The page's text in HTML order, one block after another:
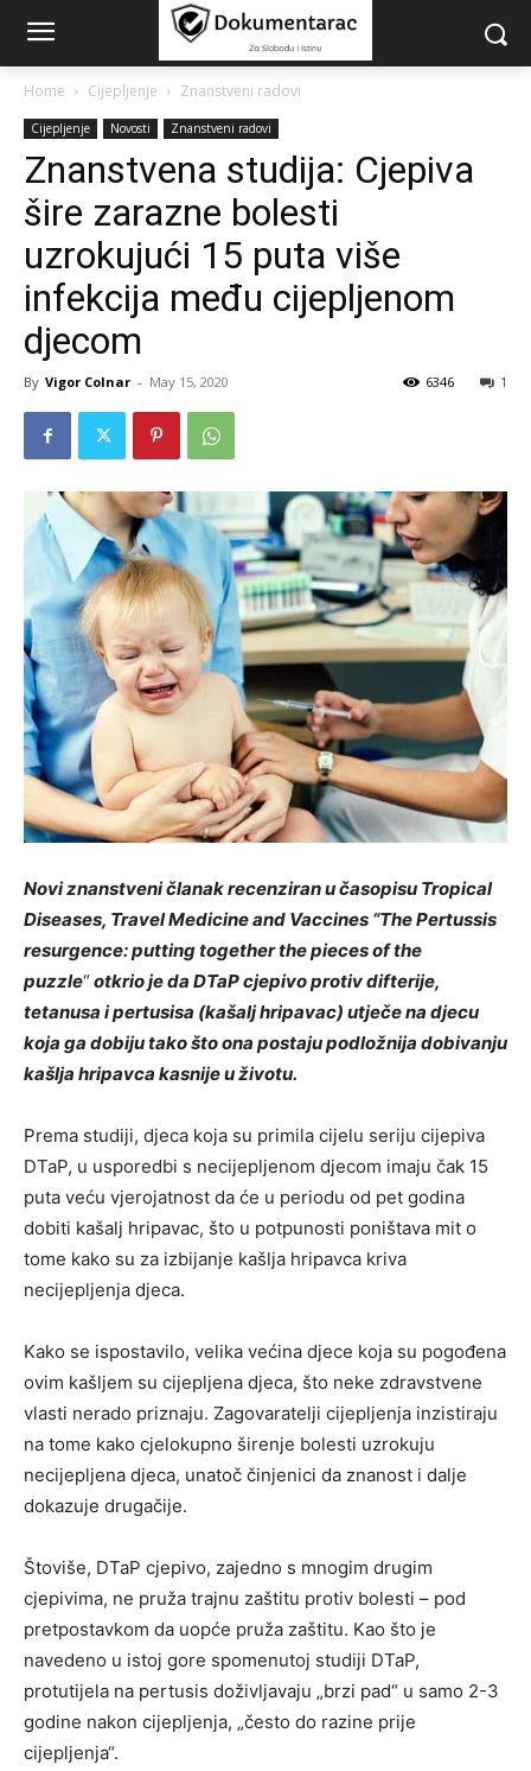
Home Cijepljenje Znanstveni radovi
Cijepljenje Novosti Znanstveni radovi
Znanstvena studija: Cjepiva
šire zarazne bolesti
uzrokujući 15 puta više
infekcija među cijepljenom
djecom
By Vigor Colnar - May 15, 2020 1
6346
Novi znanstveni članak recenziran u časopisu Tropical
Diseases, Travel Medicine and Vaccines “The Pertussis
resurgence: putting together the pieces of the
puzzle“otkrio je da DTaP cjepivo protiv difterije,
tetanusa i pertusisa (kašalj hripavac) utječe na djecu
koja ga dobiju tako što ona postaju podložnija dobivanju
kašlja hripavca kasnije u životu.
Prema studiji, djeca koja su primila cijelu seriju cijepiva
DTaP, u usporedbi s necijepljenom djecom imaju čak 15
puta veću vjerojatnost da će u periodu od pet godina
dobiti kašalj hripavac, što u potpunosti poništava mit o
tome kako su za izbijanje kašlja hripavca kriva
necijepljenja djeca.
Kako se ispostavilo, velika većina djece koja su pogođena
ovim kašljem su cijepljena djeca, što neke zdravstvene
vlasti nerado priznaju. Zagovaratelji cijepljenja inzistiraju
na tome kako cjelokupno širenje bolesti uzrokuju
necijepljena djeca, unatoč činjenici da znanost i dalje
dokazuje drugačije.
Štoviše, DTaP cjepivo, zajedno s mnogim drugim
cjepivima, ne pruža trajnu zaštitu protiv bolesti – pod
pretpostavkom da uopće pruža zaštitu. Kao što je
navedeno u istoj gore spomenutoj studiji DTaP,
protutijela na pertusis doživljavaju „brzi pad“ u samo 2-3
godine nakon cijepljenja, „često do razine prije
cijepljenja“.